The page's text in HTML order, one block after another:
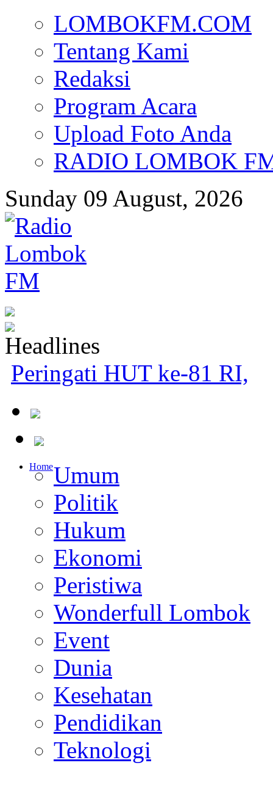
LOMBOKFM.COM
Tentang Kami
Redaksi
Program Acara
Upload Foto Anda
RADIO LOMBOK
Sunday 09 August, 2026
Peringati HUT ke-81 RI,
Umum
Politik
Hukum
Ekonomi
Peristiwa
Wonderfull Lombok
Event
Dunia
Kesehatan
Pendidikan